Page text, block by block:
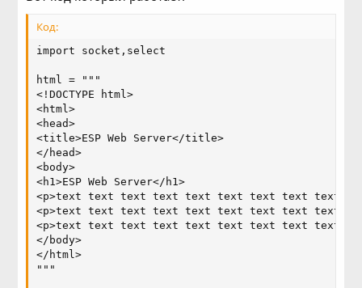
Код:
import socket,select
html = """
<!DOCTYPE html>
<html>
<head>
<title>ESP Web Server</title>
</head>
<body>
<h1>ESP Web Server</h1>
<p>text text text text text text text text text
<p>text text text text text text text text text
<p>text text text text text text text text text
</body>
</html>
"""